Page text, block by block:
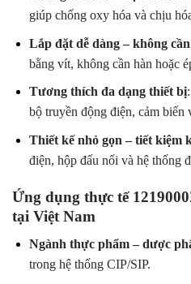
giúp chống oxy hóa và chịu
Lắp đặt dễ dàng – không
bằng vít, không cần hàn hoặc
Tương thích đa dạng thiết bị
bộ truyền động điện, cảm biến
Thiết kế nhỏ gọn – tiết kiệm
điện, hộp đấu nối và hệ thống
Ứng dụng thực tế
tại Việt Nam
Ngành thực phẩm – dược
trong hệ thống CIP/SIP.